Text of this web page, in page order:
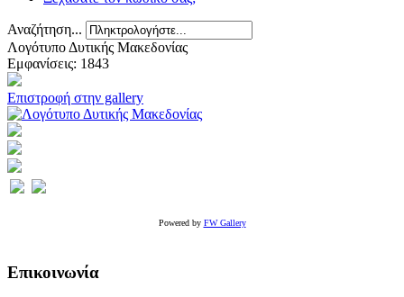
Αναζήτηση...
Λογότυπο Δυτικής Μακεδονίας
Εμφανίσεις: 1843
Επιστροφή στην gallery
Powered by FW Gallery
Επικοινωνία